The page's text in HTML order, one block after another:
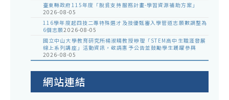
臺東縣政府115年度「脫貧支持服務計畫-學習資源補助方案」
2026-08-05
116學年度起四技二專特殊選才及技優甄審入學管道志願數調整為
6個志願2026-08-05
國立中山大學教育研究所楊淑晴教授辦理「STEM高中生職涯發展
線上系列講座」活動資訊，敬請惠予公告並鼓勵學生踴躍參與
2026-08-05
網站連結